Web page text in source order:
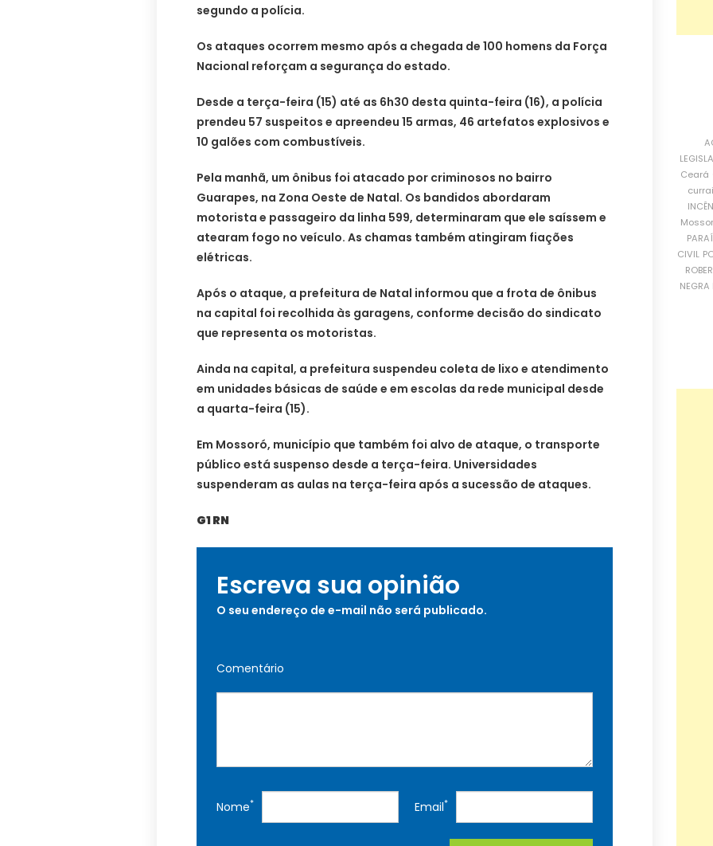
segundo a polícia.
Os ataques ocorrem mesmo após a chegada de 100 homens da Força
Nacional reforçam a segurança do estado.
Desde a terça-feira (15) até as 6h30 desta quinta-feira (16), a polícia
prendeu 57 suspeitos e apreendeu 15 armas, 46 artefatos explosivos e
10 galões com combustíveis.
Pela manhã, um ônibus foi atacado por criminosos no bairro
Guarapes, na Zona Oeste de Natal. Os bandidos abordaram
motorista e passageiro da linha 599, determinaram que ele saíssem e
atearam fogo no veículo. As chamas também atingiram fiações
elétricas.
Após o ataque, a prefeitura de Natal informou que a frota de ônibus
na capital foi recolhida às garagens, conforme decisão do sindicato
que representa os motoristas.
Ainda na capital, a prefeitura suspendeu coleta de lixo e atendimento
em unidades básicas de saúde e em escolas da rede municipal desde
a quarta-feira (15).
Em Mossoró, município que também foi alvo de ataque, o transporte
público está suspenso desde a terça-feira. Universidades
suspenderam as aulas na terça-feira após a sucessão de ataques.
G1 RN
Escreva sua opinião
O seu endereço de e-mail não será publicado.
Comentário
Nome* Email*
Ceará
CIVIL
NEGRA